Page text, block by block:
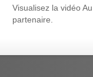
Visualisez la vidéo
partenaire.